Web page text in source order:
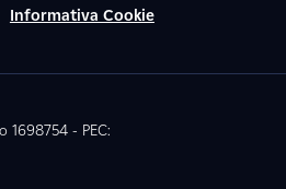
Informativa Cookie
1698754 - PEC: